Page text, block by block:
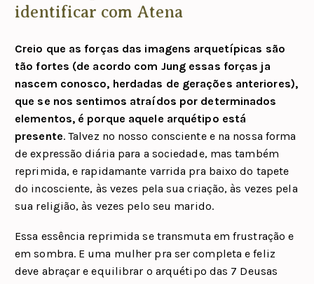
identificar com Atena
Creio que as forças das imagens arquetípicas são
tão fortes (de acordo com Jung essas forças ja
nascem conosco, herdadas de gerações anteriores),
que se nos sentimos atraídos por determinados
elementos, é porque aquele arquétipo está
presente. Talvez no nosso consciente e na nossa forma
de expressão diária para a sociedade, mas também
reprimida, e rapidamante varrida pra baixo do tapete
do incosciente, às vezes pela sua criação, às vezes pela
sua religião, às vezes pelo seu marido.
Essa essência reprimida se transmuta em frustração e
em sombra. E uma mulher pra ser completa e feliz
deve abraçar e equilibrar o arquétipo das 7 Deusas